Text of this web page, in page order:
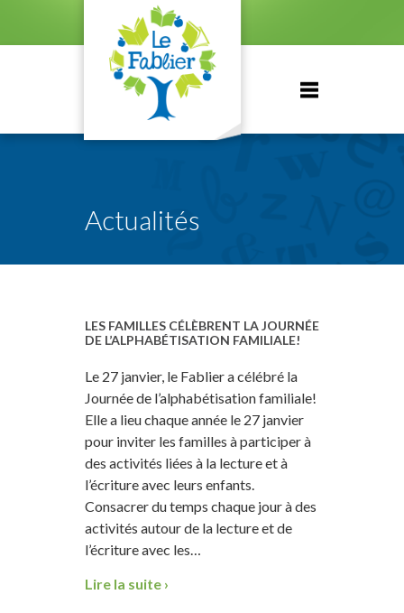
Actualités
LES FAMILLES CÉLÈBRENT LA JOURNÉE
DE L’ALPHABÉTISATION FAMILIALE!
Le 27 janvier, le Fablier a célébré la
Journée de l’alphabétisation familiale!
Elle a lieu chaque année le 27 janvier
pour inviter les familles à participer à
des activités liées à la lecture et à
l’écriture avec leurs enfants.
Consacrer du temps chaque jour à des
activités autour de la lecture et de
l’écriture avec les…
Lire la suite ›